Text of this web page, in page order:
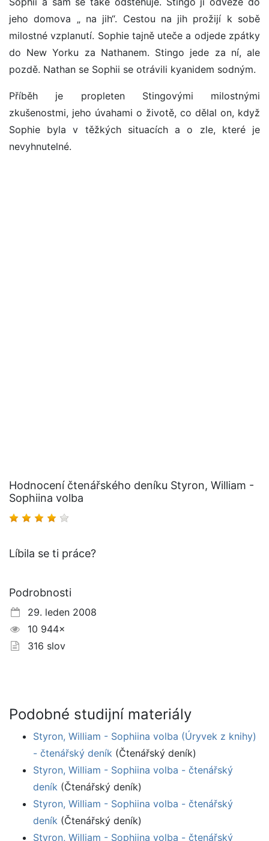
jeho domova „ na jih“. Cestou na jih prožijí k sobě
milostné vzplanutí. Sophie tajně uteče a odjede zpátky
do New Yorku za Nathanem. Stingo jede za ní, ale
pozdě. Nathan se Sophii se otrávili kyanidem sodným.
Příběh je propleten Stingovými milostnými
zkušenostmi, jeho úvahami o životě, co dělal on, když
Sophie byla v těžkých situacích a o zle, které je
nevyhnutelné.
Hodnocení čtenářského deníku Styron, William -
Sophiina volba
Líbila se ti práce?
Podrobnosti
29. leden 2008
10 944×
316 slov
Podobné studijní materiály
Styron, William - Sophiina volba (Úryvek z knihy)
- čtenářský deník (Čtenářský deník)
Styron, William - Sophiina volba - čtenářský
deník (Čtenářský deník)
Styron, William - Sophiina volba - čtenářský
deník (Čtenářský deník)
Styron, William - Sophiina volba - čtenářský